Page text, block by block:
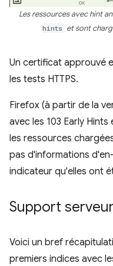
Les ressources avec hint
hints et sont
Un certificat approuvé
les tests HTTPS.
Firefox (à partir de la
avec les 103 Early
les ressources
pas d'informations
indicateur qu'elles ont
Support serveur
Voici un bref
premiers indices avec